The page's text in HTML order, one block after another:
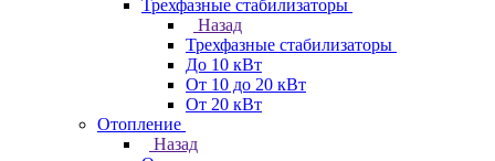
Трехфазные стабилизаторы
Назад
Трехфазные стабилизаторы
До 10 кВт
От 10 до 20 кВт
От 20 кВт
Отопление
Назад